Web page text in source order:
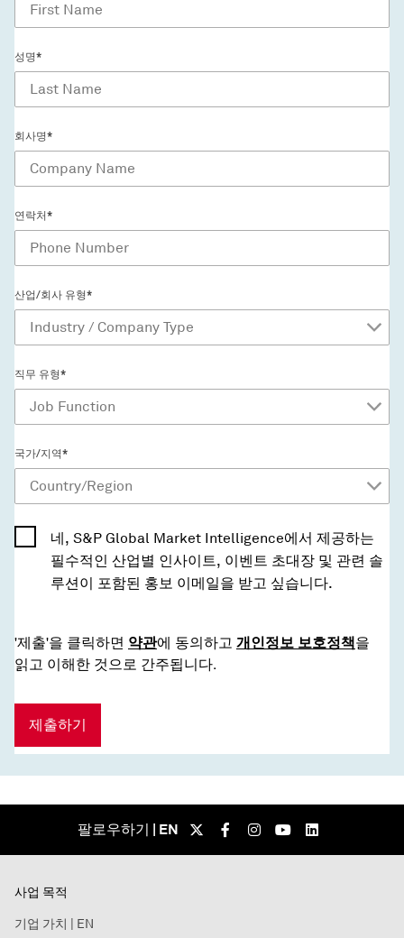
성명*
회사명*
연락처*
산업/회사 유형*
직무 유형*
국가/지역*
네, S&P Global Market Intelligence에서 제공하는
필수적인 산업별 인사이트, 이벤트 초대장 및 관련 솔
루션이 포함된 홍보 이메일을 받고 싶습니다.
'제출'을 클릭하면 약관에 동의하고 개인정보 보호정책을
읽고 이해한 것으로 간주됩니다.
제출하기
팔로우하기 | EN
사업 목적
기업 가치 | EN